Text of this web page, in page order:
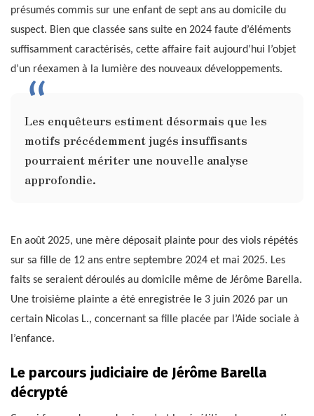
présumés commis sur une enfant de sept ans au domicile du
suspect. Bien que classée sans suite en 2024 faute d’éléments
suffisamment caractérisés, cette affaire fait aujourd’hui l’objet
d’un réexamen à la lumière des nouveaux développements.
Les enquêteurs estiment désormais que les
motifs précédemment jugés insuffisants
pourraient mériter une nouvelle analyse
approfondie.
En août 2025, une mère déposait plainte pour des viols répétés
sur sa fille de 12 ans entre septembre 2024 et mai 2025. Les
faits se seraient déroulés au domicile même de Jérôme Barella.
Une troisième plainte a été enregistrée le 3 juin 2026 par un
certain Nicolas L., concernant sa fille placée par l’Aide sociale à
l’enfance.
Le parcours judiciaire de Jérôme Barella
décrypté